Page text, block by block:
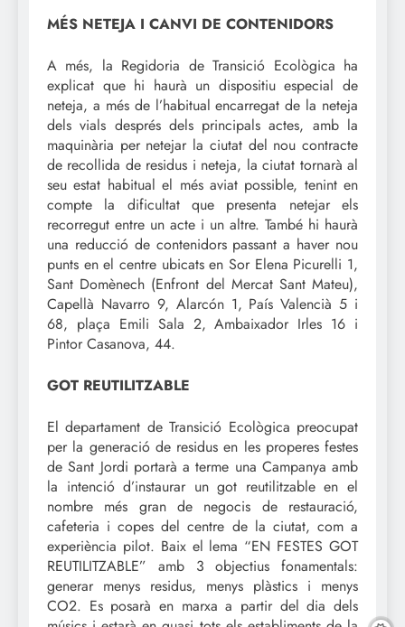
MÉS NETEJA I CANVI DE CONTENIDORS
A més, la Regidoria de Transició Ecològica ha
explicat que hi haurà un dispositiu especial de
neteja, a més de l’habitual encarregat de la neteja
dels vials després dels principals actes, amb la
maquinària per netejar la ciutat del nou contracte
de recollida de residus i neteja, la ciutat tornarà al
seu estat habitual el més aviat possible, tenint en
compte la dificultat que presenta netejar els
recorregut entre un acte i un altre. També hi haurà
una reducció de contenidors passant a haver nou
punts en el centre ubicats en Sor Elena Picurelli 1,
Sant Domènech (Enfront del Mercat Sant Mateu),
Capellà Navarro 9, Alarcón 1, País Valencià 5 i
68, plaça Emili Sala 2, Ambaixador Irles 16 i
Pintor Casanova, 44.
GOT REUTILITZABLE
El departament de Transició Ecològica preocupat
per la generació de residus en les properes festes
de Sant Jordi portarà a terme una Campanya amb
la intenció d’instaurar un got reutilitzable en el
nombre més gran de negocis de restauració,
cafeteria i copes del centre de la ciutat, com a
experiència pilot. Baix el lema “EN FESTES GOT
REUTILITZABLE” amb 3 objectius fonamentals:
generar menys residus, menys plàstics i menys
CO2. Es posarà en marxa a partir del dia dels